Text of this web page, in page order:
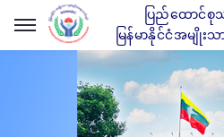
ပြည်ထောင်စု
မြန်မာနိုင်ငံအမျို